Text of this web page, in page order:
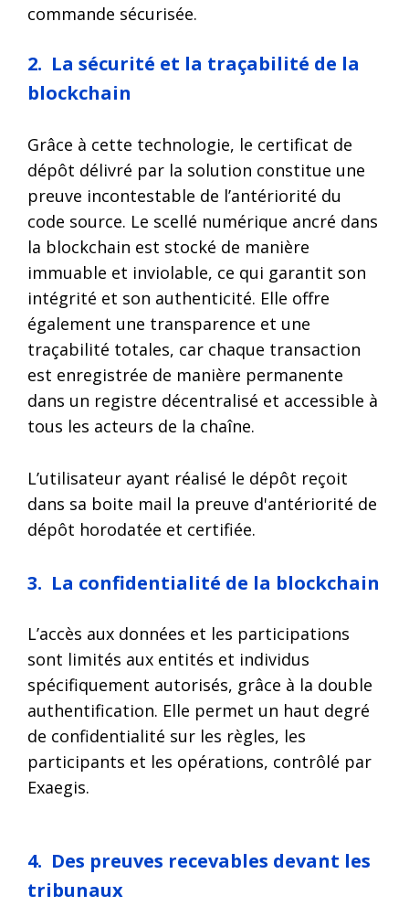
commande sécurisée.
2. La sécurité et la traçabilité de la
blockchain
Grâce à cette technologie, le certificat de
dépôt délivré par la solution constitue une
preuve incontestable de l’antériorité du
code source. Le scellé numérique ancré dans
la blockchain est stocké de manière
immuable et inviolable, ce qui garantit son
intégrité et son authenticité. Elle offre
également une transparence et une
traçabilité totales, car chaque transaction
est enregistrée de manière permanente
dans un registre décentralisé et accessible à
tous les acteurs de la chaîne.
L’utilisateur ayant réalisé le dépôt reçoit
dans sa boite mail la preuve d'antériorité de
dépôt horodatée et certifiée.
3. La confidentialité de la blockchain
L’accès aux données et les participations
sont limités aux entités et individus
spécifiquement autorisés, grâce à la double
authentification. Elle permet un haut degré
de confidentialité sur les règles, les
participants et les opérations, contrôlé par
Exaegis.
4. Des preuves recevables devant les
tribunaux